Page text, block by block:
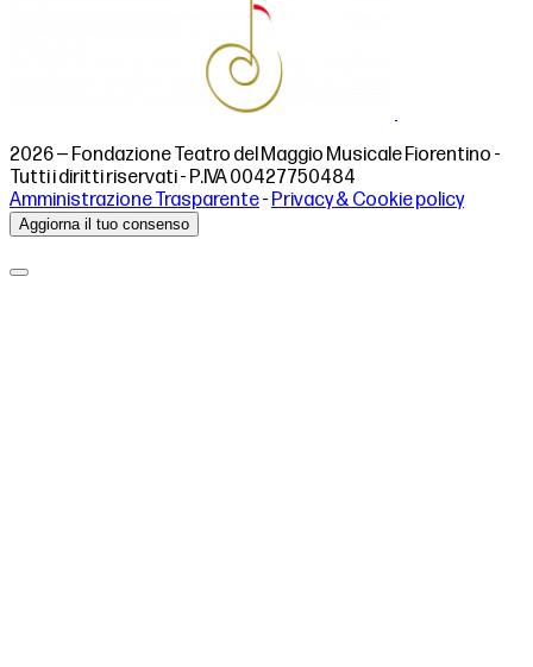
2026 — Fondazione Teatro del Maggio Musicale Fiorentino -
Tutti i diritti riservati - P.IVA 00427750484
Amministrazione Trasparente- Privacy & Cookie policy
Aggiorna il tuo consenso